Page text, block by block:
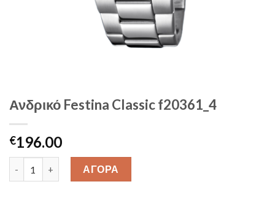
Ανδρικό Festina Classic f20361_4
€196.00
Ανδρικό Festina Classic f20361_4 quantity
ΑΓΟΡΑ